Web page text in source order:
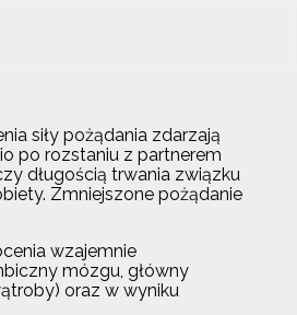
siły pożądania zdarzają
po rozstaniu z partnerem
długością trwania związku
Zmniejszone pożądanie
wzajemnie
mózgu, główny
oraz w wyniku